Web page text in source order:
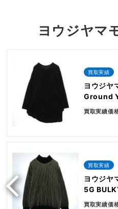
ヨウジヤマ
買取実績
ヨウジ
Ground
ROUND
買取実績価
買取実績
ヨウジ
5G
買取実績価